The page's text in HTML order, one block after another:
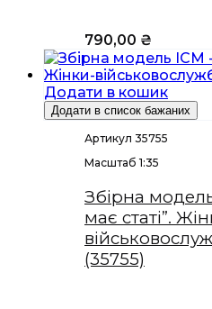
790,00 ₴
Додати в кошик
Додати в список бажаних
Артикул 35755
Масштаб 1:35
Збірна
має статі”.
(35755)